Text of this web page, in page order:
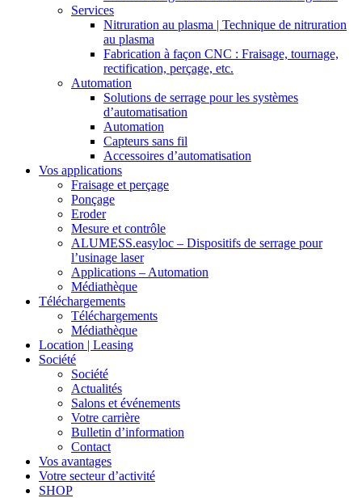
Services
Nitruration au plasma | Technique de nitruration
au plasma
Fabrication à façon CNC : Fraisage, tournage,
rectification, perçage, etc.
Automation
Solutions de serrage pour les systèmes
d’automatisation
Automation
Capteurs sans fil
Accessoires d’automatisation
Vos applications
Fraisage et perçage
Ponçage
Eroder
Mesure et contrôle
ALUMESS.easyloc – Dispositifs de serrage pour
l’usinage laser
Applications – Automation
Médiathèque
Téléchargements
Téléchargements
Médiathèque
Location | Leasing
Société
Société
Actualités
Salons et événements
Votre carrière
Bulletin d’information
Contact
Vos avantages
Votre secteur d’activité
SHOP